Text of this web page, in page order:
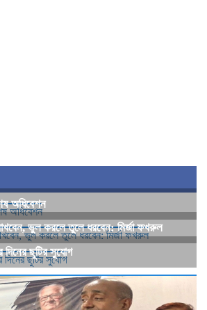
অধিবেশন
ভুল করলে তুলে ধরবেন: মির্জা ফখরুল
দিনের ছুটির সুযোগ